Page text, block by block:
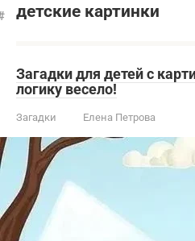
детские картинки
Загадки для детей с
логику весело!
Загадки Елена Петрова